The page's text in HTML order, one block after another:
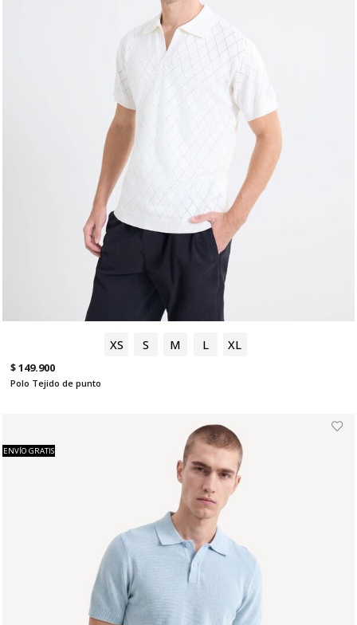
XS S M L XL
$ 149.900
Polo Tejido de punto
ENVÍO GRATIS